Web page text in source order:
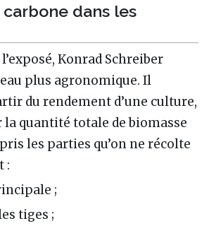
dans les
Konrad Schreiber
plus agronomique. Il
du rendement d’une culture,
quantité totale de biomasse
les parties qu’on ne récolte
:
;
tiges ;